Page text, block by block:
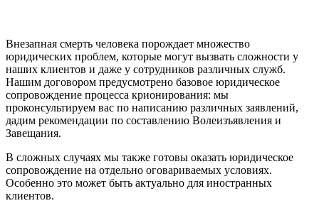
Внезапная смерть человека порождает множество
юридических проблем, которые могут вызвать сложности у
наших клиентов и даже у сотрудников различных служб.
Нашим договором предусмотрено базовое юридическое
сопровождение процесса крионирования: мы
проконсультируем вас по написанию различных заявлений,
дадим рекомендации по составлению Волеизъявления и
Завещания.
В сложных случаях мы также готовы оказать юридическое
сопровождение на отдельно оговариваемых условиях.
Особенно это может быть актуально для иностранных
клиентов.